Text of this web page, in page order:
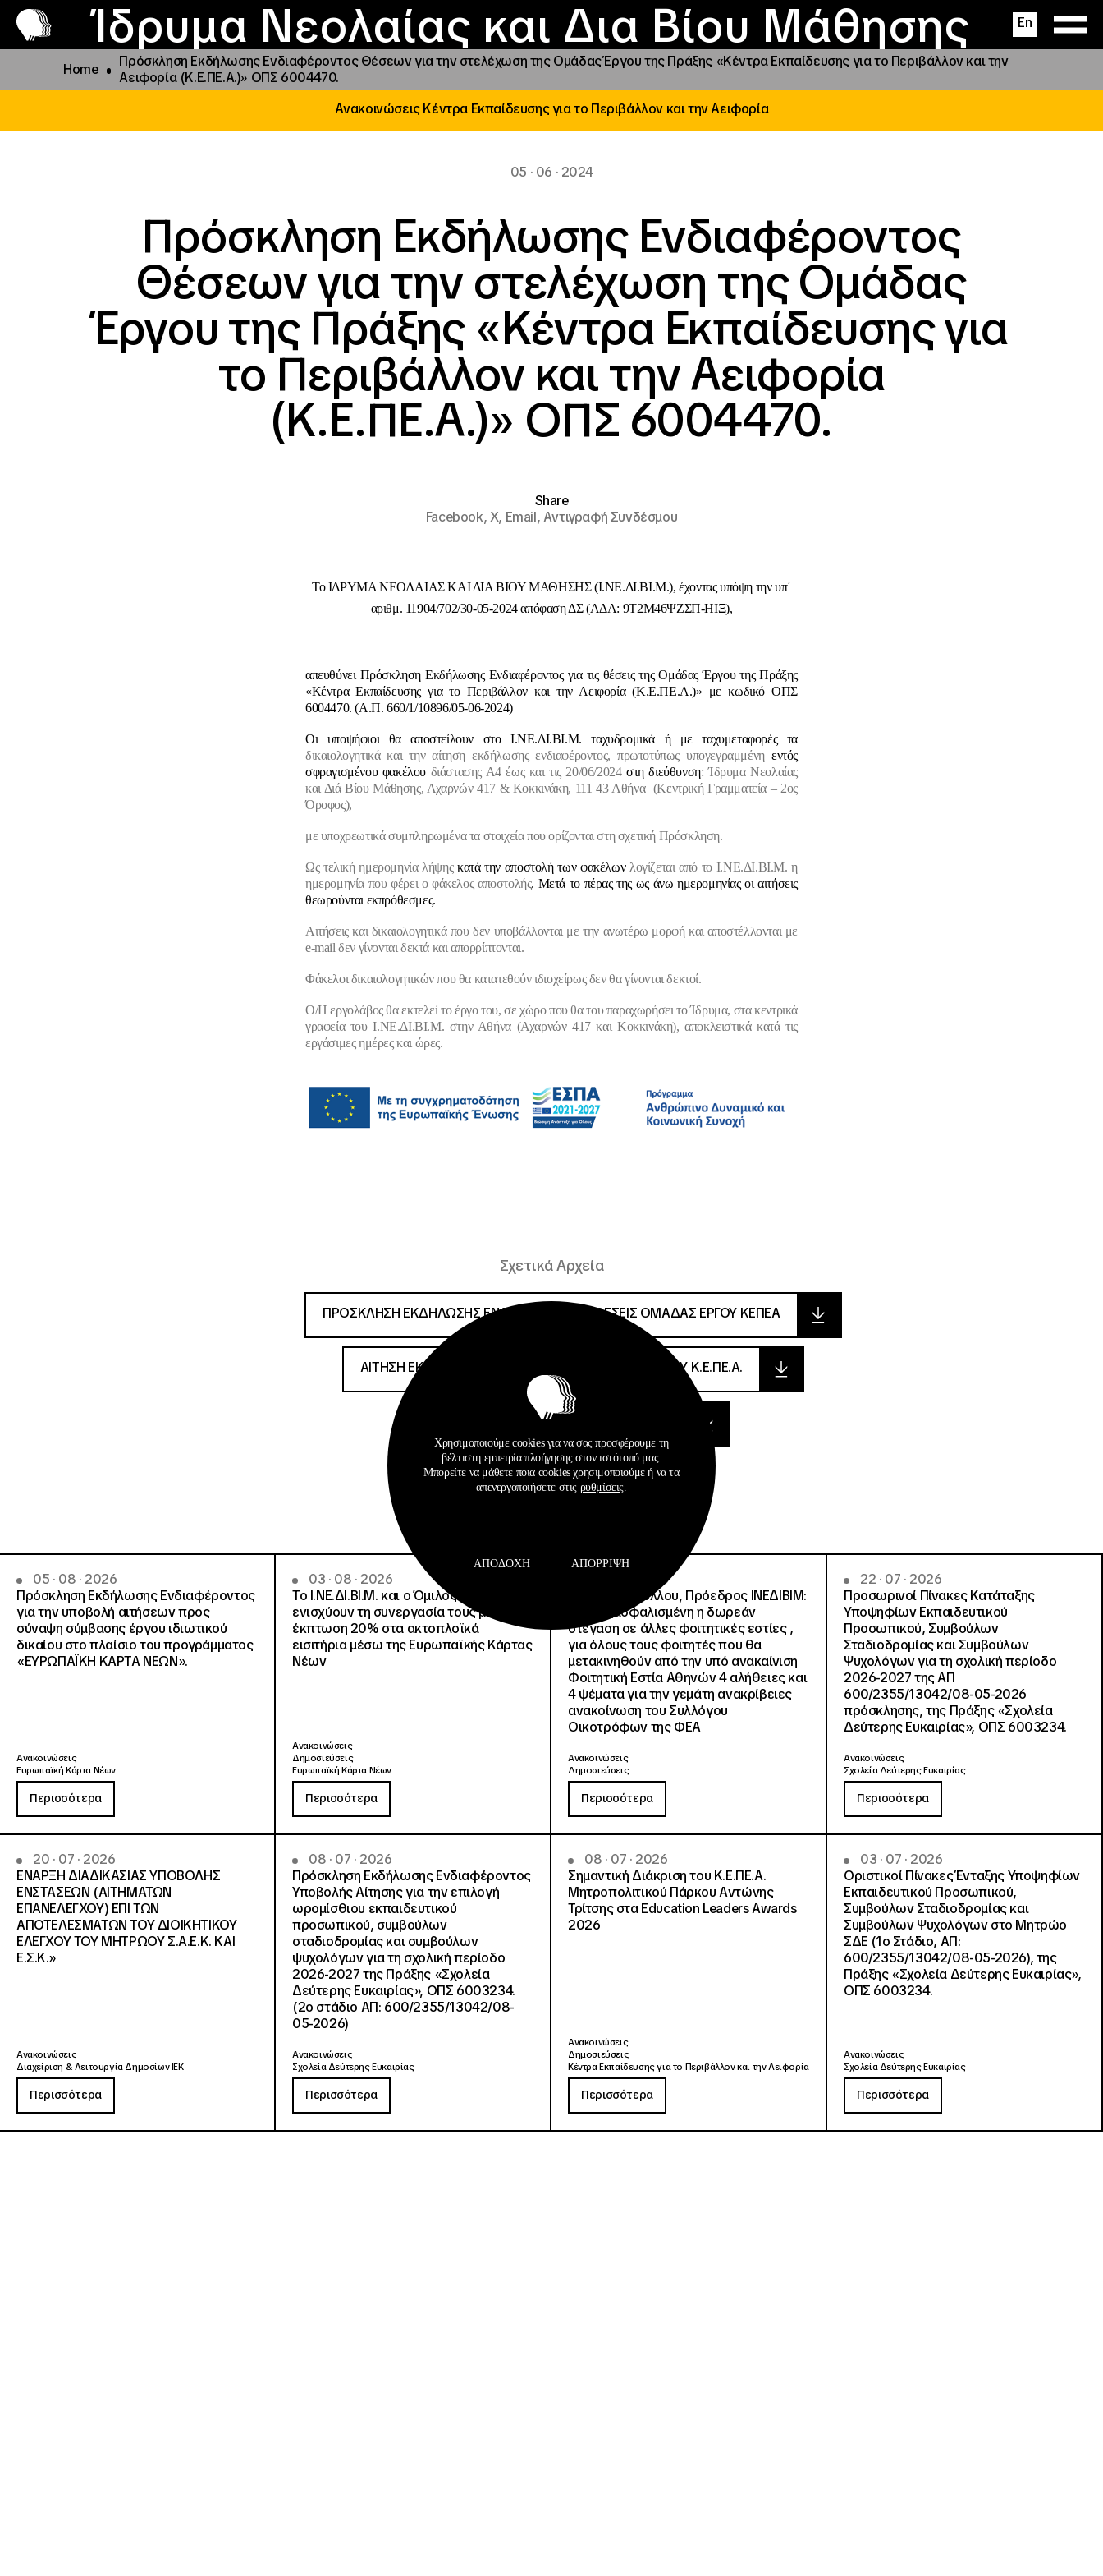
Ίδρυμα Νεολαίας και Δια Βίου Μάθησης En
Το ΙΝΕΔΙΒΙΜ
Προγράμματα και δράσεις
Φοιτητικές Εστίες
Παραχώρηση αιγίδας
Νέα
Επικοινωνία
Home
Πρόσκληση Εκδήλωσης Ενδιαφέροντος Θέσεων για την στελέχωση της Ομάδας Έργου της Πράξης «Κέντρα Εκπαίδευσης για το Περιβάλλον και την
Αειφορία (Κ.Ε.ΠΕ.Α.)» ΟΠΣ 6004470.
Ανακοινώσεις Κέντρα Εκπαίδευσης για το Περιβάλλον και την Αειφορία
05 · 06 · 2024
Πρόσκληση Εκδήλωσης Ενδιαφέροντος
Θέσεων για την στελέχωση της Ομάδας
Έργου της Πράξης «Κέντρα Εκπαίδευσης για
το Περιβάλλον και την Αειφορία
(Κ.Ε.ΠΕ.Α.)» ΟΠΣ 6004470.
Share
Facebook,X, Email,Αντιγραφή Συνδέσμου
Το IΔΡΥΜΑ ΝΕΟΛΑΙΑΣ ΚΑΙ ΔΙΑ ΒΙΟΥ ΜΑΘΗΣΗΣ (Ι.ΝΕ.ΔΙ.ΒΙ.Μ.), έχοντας υπόψη την υπ΄
αριθμ. 11904/702/30-05-2024 απόφαση ΔΣ (ΑΔΑ: 9Τ2Μ46ΨΖΣΠ-ΗΙΞ),
απευθύνει Πρόσκληση Εκδήλωσης Ενδιαφέροντος για τις θέσεις της Ομάδας Έργου της Πράξης
«Κέντρα Εκπαίδευσης για το Περιβάλλον και την Αειφορία (Κ.Ε.ΠΕ.Α.)» με κωδικό ΟΠΣ
6004470. (Α.Π. 660/1/10896/05-06-2024)
Οι υποψήφιοι θα αποστείλουν στο Ι.ΝΕ.ΔΙ.ΒΙ.Μ.ταχυδρομικά ή με ταχυμεταφορές τα
δικαιολογητικά και την αίτηση εκδήλωσης ενδιαφέροντος, πρωτοτύπως υπογεγραμμένη εντός
σφραγισμένου φακέλου διάστασης Α4 έως και τις 20/06/2024στη διεύθυνση: Ίδρυμα Νεολαίας
και Διά Βίου Μάθησης, Αχαρνών 417 & Κοκκινάκη, 111 43 Αθήνα (Κεντρική Γραμματεία – 2ος
Όροφος),
με υποχρεωτικά συμπληρωμένα τα στοιχεία που ορίζονται στη σχετική Πρόσκληση.
Ως τελική ημερομηνία λήψης κατά την αποστολή των φακέλων λογίζεται από το Ι.ΝΕ.ΔΙ.ΒΙ.Μ. η
ημερομηνία που φέρει ο φάκελος αποστολής. Μετά το πέρας της ως άνω ημερομηνίας οι αιτήσεις
θεωρούνται εκπρόθεσμες.
Αιτήσεις και δικαιολογητικά που δεν υποβάλλονται με την ανωτέρω μορφή και αποστέλλονται με
e-mail δεν γίνονται δεκτά και απορρίπτονται.
Φάκελοι δικαιολογητικών που θα κατατεθούν ιδιοχείρως δεν θα γίνονται δεκτοί.
Ο/Η εργολάβος θα εκτελεί το έργο του, σε χώρο που θα του παραχωρήσει το Ίδρυμα, στα κεντρικά
γραφεία του Ι.ΝΕ.ΔΙ.ΒΙ.Μ. στην Αθήνα (Αχαρνών 417 και Κοκκινάκη),αποκλειστικά κατά τις
εργάσιμες ημέρες και ώρες.
Σχετικά Αρχεία
ΠΡΟΣΚΛΗΣΗ ΕΚΔΗΛΩΣΗΣ ΕΝΔΙΑΦΕΡΟΝΤΟΣ ΘΕΣΕΙΣ ΟΜΑΔΑΣ ΕΡΓΟΥ ΚΕΠΕΑ
ΑΙΤΗΣΗ ΕΚΔΗΛΩΣΗΣ ΕΝΔΙΑΦΕΡΟΝΤΟΣ ΟΜΑΔΑ ΕΡΓΟΥ Κ.Ε.ΠΕ.Α.
ΑΠΟΦΑΣΗ ΔΣ ΕΓΚΡΙΣΗΣ ΠΡΟΣΚΛΗΣΗΣ
05 · 08 · 2026
Πρόσκληση Εκδήλωσης Ενδιαφέροντος
για την υποβολή αιτήσεων προς
σύναψη σύμβασης έργου ιδιωτικού
δικαίου στο πλαίσιο του προγράμματος
«ΕΥΡΩΠΑΪΚΗ ΚΑΡΤΑ ΝΕΩΝ».
Ανακοινώσεις
Ευρωπαϊκή Κάρτα Νέων
Περισσότερα
03 · 08 · 2026
Το Ι.ΝΕ.ΔΙ.ΒΙ.Μ. και o Όμιλος Attica
ενισχύουν τη συνεργασία τους με
έκπτωση 20% στα ακτοπλοϊκά
εισιτήρια μέσω της Ευρωπαϊκής Κάρτας
Νέων
Ανακοινώσεις
Δημοσιεύσεις
Ευρωπαϊκή Κάρτα Νέων
Περισσότερα
02 · 08 · 2026
Άννα Ροκοφύλλου, Πρόεδρος ΙΝΕΔΙΒΙΜ:
Είναι εξασφαλισμένη η δωρεάν
στέγαση σε άλλες φοιτητικές εστίες ,
για όλους τους φοιτητές που θα
μετακινηθούν από την υπό ανακαίνιση
Φοιτητική Εστία Αθηνών 4 αλήθειες και
4 ψέματα για την γεμάτη ανακρίβειες
ανακοίνωση του Συλλόγου
Οικοτρόφων της ΦΕΑ
Ανακοινώσεις
Δημοσιεύσεις
Περισσότερα
22 · 07 · 2026
Προσωρινοί Πίνακες Κατάταξης
Υποψηφίων Εκπαιδευτικού
Προσωπικού, Συμβούλων
Σταδιοδρομίας και Συμβούλων
Ψυχολόγων για τη σχολική περίοδο
2026-2027 της ΑΠ
600/2355/13042/08-05-2026
πρόσκλησης, της Πράξης «Σχολεία
Δεύτερης Ευκαιρίας», ΟΠΣ 6003234.
Ανακοινώσεις
Σχολεία Δεύτερης Ευκαιρίας
Περισσότερα
20 · 07 · 2026
ΕΝΑΡΞΗ ΔΙΑΔΙΚΑΣΙΑΣ ΥΠΟΒΟΛΗΣ
ΕΝΣΤΑΣΕΩΝ (ΑΙΤΗΜΑΤΩΝ
ΕΠΑΝΕΛΕΓΧΟΥ) ΕΠΙ ΤΩΝ
ΑΠΟΤΕΛΕΣΜΑΤΩΝ ΤΟΥ ΔΙΟΙΚΗΤΙΚΟΥ
ΕΛΕΓΧΟΥ ΤΟΥ ΜΗΤΡΩΟΥ Σ.Α.Ε.Κ. ΚΑΙ
Ε.Σ.Κ.»
Ανακοινώσεις
Διαχείριση & Λειτουργία Δημοσίων ΙΕΚ
Περισσότερα
08 · 07 · 2026
Πρόσκληση Εκδήλωσης Ενδιαφέροντος
Υποβολής Αίτησης για την επιλογή
ωρομίσθιου εκπαιδευτικού
προσωπικού, συμβούλων
σταδιοδρομίας και συμβούλων
ψυχολόγων για τη σχολική περίοδο
2026-2027 της Πράξης «Σχολεία
Δεύτερης Ευκαιρίας», ΟΠΣ 6003234.
(2ο στάδιο ΑΠ: 600/2355/13042/08-
05-2026)
Ανακοινώσεις
Σχολεία Δεύτερης Ευκαιρίας
Περισσότερα
08 · 07 · 2026
Σημαντική Διάκριση του Κ.Ε.ΠΕ.Α.
Μητροπολιτικού Πάρκου Αντώνης
Τρίτσης στα Education Leaders Awards
2026
Ανακοινώσεις
Δημοσιεύσεις
Κέντρα Εκπαίδευσης για το Περιβάλλον και την Αειφορία
Περισσότερα
03 · 07 · 2026
Οριστικοί Πίνακες Ένταξης Υποψηφίων
Εκπαιδευτικού Προσωπικού,
Συμβούλων Σταδιοδρομίας και
Συμβούλων Ψυχολόγων στο Μητρώο
ΣΔΕ (1ο Στάδιο, ΑΠ:
600/2355/13042/08-05-2026), της
Πράξης «Σχολεία Δεύτερης Ευκαιρίας»,
ΟΠΣ 6003234.
Ανακοινώσεις
Σχολεία Δεύτερης Ευκαιρίας
Περισσότερα
Χρησιμοποιούμε cookies για να σας προσφέρουμε τη
βέλτιστη εμπειρία πλοήγησης στον ιστότοπό μας.
Μπορείτε να μάθετε ποια cookies χρησιμοποιούμε ή να τα
απενεργοποιήσετε στις ρυθμίσεις.
ΑΠΟΔΟΧΉ ΑΠΌΡΡΙΨΗ